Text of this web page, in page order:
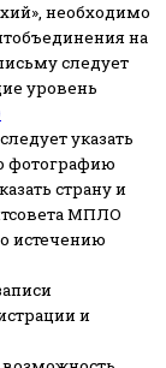
необходимо
на
следует
уровень
указать
фотографию
страну и
МПЛО
истечению
и